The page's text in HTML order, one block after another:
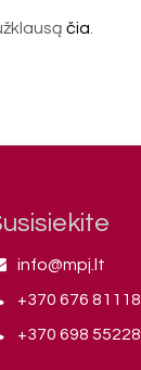
čia
info@mpj.lt
+370 676
+370 698